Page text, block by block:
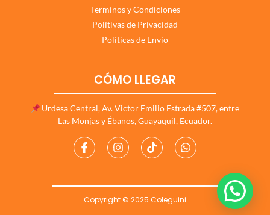
Terminos y Condiciones
Polítivas de Privacidad
Políticas de Envío
CÓMO LLEGAR
Urdesa Central, Av. Victor Emilio Estrada #507, entre
Las Monjas y Ébanos, Guayaquil, Ecuador.
Copyright © 2025 Coleguini